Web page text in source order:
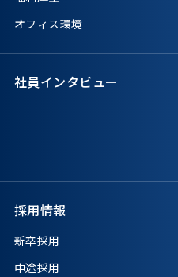
オフィス環境
社員インタビュー
採用情報
新卒採用
中途採用